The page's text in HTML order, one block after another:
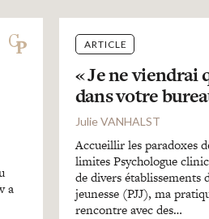
a
ARTICLE
« Je ne viendrai
dans votre
Julie VANHALST
Accueillir les paradoxes
limites Psychologue
de divers
jeunesse (PJJ), ma
rencontre avec des…